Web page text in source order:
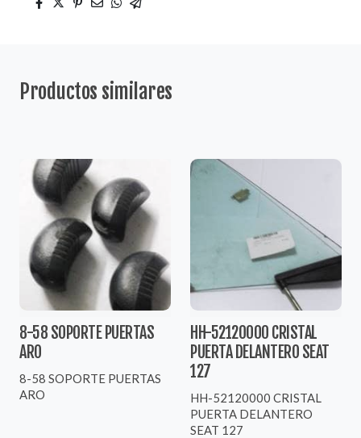
Productos similares
8-58 SOPORTE PUERTAS
ARO
8-58 SOPORTE PUERTAS
ARO
HH-52120000 CRISTAL
PUERTA DELANTERO SEAT
127
HH-52120000 CRISTAL
PUERTA DELANTERO
SEAT 127